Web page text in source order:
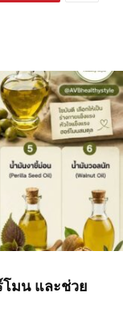
มน และช่วย